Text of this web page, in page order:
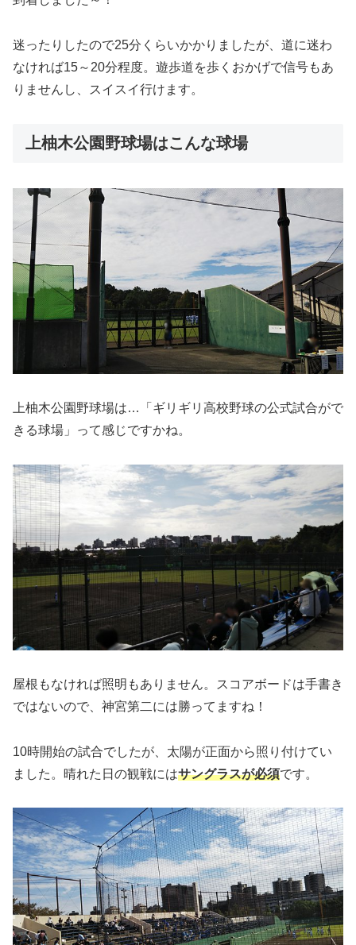
迷ったりしたので25分くらいかかりましたが、道に迷わ
なければ15～20分程度。遊歩道を歩くおかげで信号もあ
りませんし、スイスイ行けます。
上柚木公園野球場はこんな球場
上柚木公園野球場は…「ギリギリ高校野球の公式試合がで
きる球場」って感じですかね。
屋根もなければ照明もありません。スコアボードは手書き
ではないので、神宮第二には勝ってますね！
10時開始の試合でしたが、太陽が正面から照り付けてい
ました。晴れた日の観戦にはサングラスが必須です。